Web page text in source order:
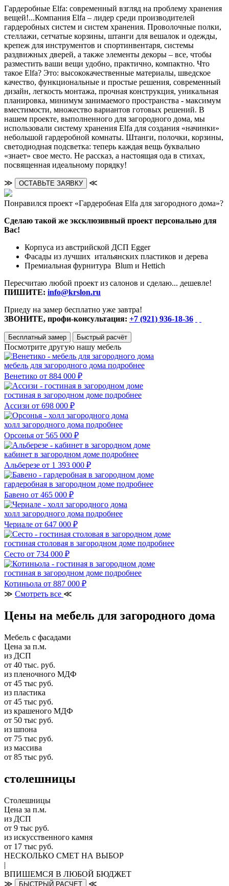
Гардеробные Elfa: современный взгляд на проблему хранения
вещей!...Компания Elfa – лидер среди производителей
гардеробных систем и систем хранения. Проволочные полки,
стеллажи, сетчатые корзины, штанги для вешалок и одежды,
крепеж для инструментов и спортинвентаря, системы
раздвижных дверей, а также элементы декоры – все, чтобы
разместить ваши вещи удобно, практично, компактно. Что
такое Elfa? Это: высококачественные материалы, шведское
качество, функциональные и простые решения, современный
дизайн, легкость монтажа, прочная конструкция, уникальная
планировка, минимум занимаемого пространства - максимум
вместимости, множество вариантов готовых решений. В
нашем проекте, выполненного для загородного дома, мы
использовали систему хранения Elfa для создания «начинки»
небольшой гардеробной комнаты. Штанги, полочки, корзины,
светодиодная подсветка: теперь каждая вещь буквально
«знает» свое место. Не рассказ, а настоящая ода в стихах,
посвященная идеальному порядку!
≫ ОСТАВЬТЕ ЗАЯВКУ ≪
Понравился проект «Гардеробная Elfa для загородного дома»?
Сделаю такой же эксклюзивный проект персонально для
Вас!
Корпуса из австрийской ДСП Egger
Фасады из лучших итальянских пластиков и дерева
Премиальная фурнитура Blum и Hettich
Пересчитаю любой проект из салонов и сделаю... дешевле!
ПИШИТЕ: info@krslon.ru
Приеду на замер бесплатно уже завтра!
ЗВОНИТЕ, профи-консультация: +7 (921) 936-18-36
Бесплатный замер Быстрый расчёт
Посмотрите другую нашу мебель
мебель для загородного дома подробнее
Венетико от 884 000 ₽
гостиная в загородном доме подробнее
Ассизи от 698 000 ₽
холл загородного дома подробнее
Орсонья от 565 000 ₽
кабинет в загородном доме подробнее
Альберезе от 1 393 000 ₽
гардеробная в загородном доме подробнее
Бавено от 465 000 ₽
холл загородного дома подробнее
Чериале от 647 000 ₽
гостиная столовая в загородном доме подробнее
Сесто от 734 000 ₽
гостиная в загородном доме подробнее
Котиньола от 887 000 ₽
≫ Смотреть все ≪
Цены на мебель для загородного дома
Мебель с фасадами
Цена за п.м.
из ДСП
от 40 тыс. руб.
из пленочного МДФ
от 45 тыс руб.
из пластика
от 45 тыс руб.
из крашеного МДФ
от 50 тыс руб.
из шпона
от 75 тыс руб.
из массива
от 85 тыс руб.
столешницы
Столешницы
Цена за п.м.
из ДСП
от 9 тыс руб.
из искусственного камня
от 17 тыс руб.
НЕСКОЛЬКО СМЕТ НА ВЫБОР
|
ВПИШЕМСЯ В ЛЮБОЙ БЮДЖЕТ
≫
БЫСТРЫЙ РАСЧЕТ ≪